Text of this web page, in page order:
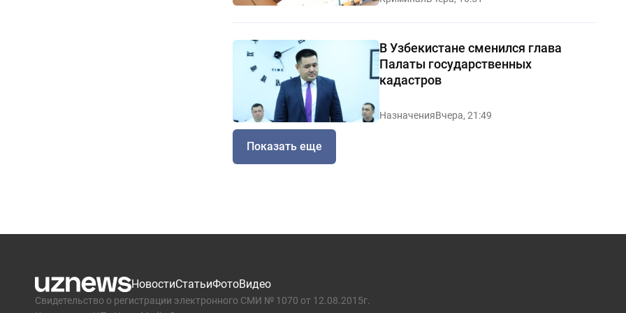
В Узбекистане сменился глава
Палаты государственных
кадастров
НазначенияВчера, 21:49
Показать еще
НовостиСтатьиФотоВидео
Свидетельство о регистрации электронного СМИ № 1070 от 12.08.2015г.